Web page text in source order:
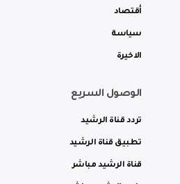
أقتصاد
سياسة
الاخيرة
الوصول السريع
تردد قناة الرشيد
تطبيق قناة الرشيد
قناة الرشيد مباشر